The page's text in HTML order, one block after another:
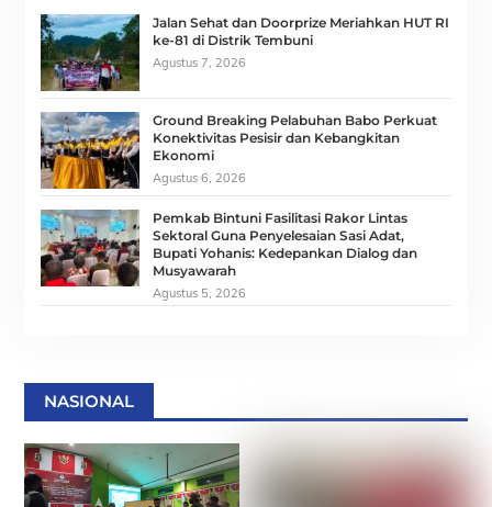
Jalan Sehat dan Doorprize Meriahkan HUT RI
ke-81 di Distrik Tembuni
Agustus 7, 2026
Ground Breaking Pelabuhan Babo Perkuat
Konektivitas Pesisir dan Kebangkitan
Ekonomi
Agustus 6, 2026
Pemkab Bintuni Fasilitasi Rakor Lintas
Sektoral Guna Penyelesaian Sasi Adat,
Bupati Yohanis: Kedepankan Dialog dan
Musyawarah
Agustus 5, 2026
NASIONAL